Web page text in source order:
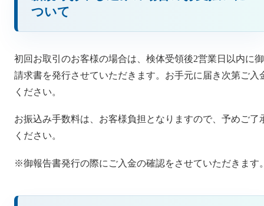
ついて
初回お取引のお客様の場合は、検体受領後2営業日以内に御
請求書を発行させていただきます。お手元に届き次第ご入
ください。
お振込み手数料は、お客様負担となりますので、予めご了
ください。
※御報告書発行の際にご入金の確認をさせていただきます